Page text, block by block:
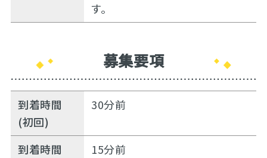
す。
募集要項
到着時間
(初回)
30分前
到着時間
15分前